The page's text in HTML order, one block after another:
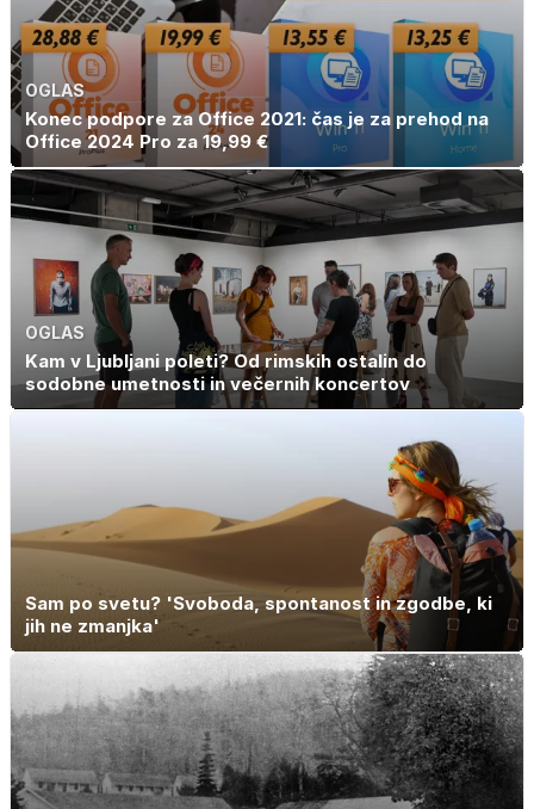
OGLAS
Konec podpore za Office 2021: čas je za prehod na
Office 2024 Pro za 19,99 €
OGLAS
Kam v Ljubljani poleti? Od rimskih ostalin do
sodobne umetnosti in večernih koncertov
Sam po svetu? 'Svoboda, spontanost in zgodbe, ki
jih ne zmanjka'